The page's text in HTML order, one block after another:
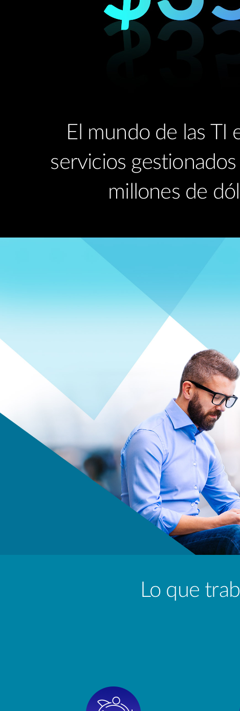
El mundo de las TI
servicios
millones de
Lo que